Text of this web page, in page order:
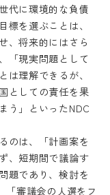
代に環境的な負債
を選ぶことは、
、将来的にはさら
「現実問題として
は理解できるが、
としての責任を果
う」といったNDC
のは、「計画案を
、短期間で議論す
題であり、検討を
「審議会の人選をフ